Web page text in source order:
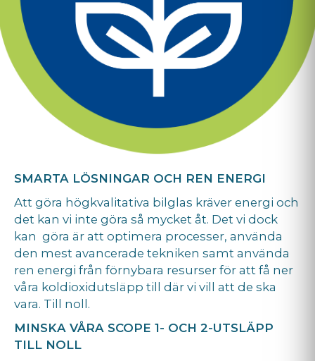
SMARTA LÖSNINGAR OCH REN ENERGI
Att göra högkvalitativa bilglas kräver energi och
det kan vi inte göra så mycket åt. Det vi dock
kan göra är att optimera processer, använda
den mest avancerade tekniken samt använda
ren energi från förnybara resurser för att få ner
våra koldioxidutsläpp till där vi vill att de ska
vara. Till noll.
MINSKA VÅRA SCOPE 1- OCH 2-UTSLÄPP
TILL NOLL